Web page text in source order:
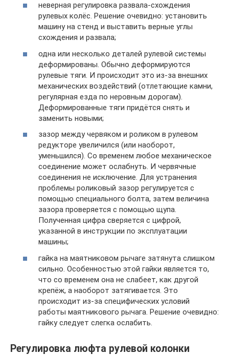
неверная регулировка развала-схождения
рулевых колёс. Решение очевидно: установить
машину на стенд и выставить верные углы
схождения и развала;
одна или несколько деталей рулевой системы
деформированы. Обычно деформируются
рулевые тяги. И происходит это из-за внешних
механических воздействий (отлетающие камни,
регулярная езда по неровным дорогам).
Деформированные тяги придётся снять и
заменить новыми;
зазор между червяком и роликом в рулевом
редукторе увеличился (или наоборот,
уменьшился). Со временем любое механическое
соединение может ослабнуть. И червячные
соединения не исключение. Для устранения
проблемы роликовый зазор регулируется с
помощью специального болта, затем величина
зазора проверяется с помощью щупа.
Полученная цифра сверяется с цифрой,
указанной в инструкции по эксплуатации
машины;
гайка на маятниковом рычаге затянута слишком
сильно. Особенностью этой гайки является то,
что со временем она не слабеет, как другой
крепёж, а наоборот затягивается. Это
происходит из-за специфических условий
работы маятникового рычага. Решение очевидно:
гайку следует слегка ослабить.
Регулировка люфта рулевой колонки